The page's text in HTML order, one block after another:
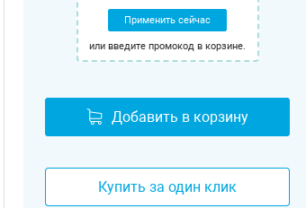
Применить сейчас
или введите промокод в корзине.
Добавить в корзину
Купить за один клик